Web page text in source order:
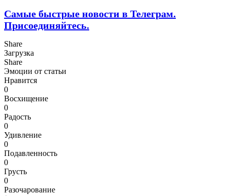
Самые быстрые новости в Телеграм.
Присоединяйтесь.
Share
Загрузка
Share
Эмоции от статьи
Нравится
0
Восхищение
0
Радость
0
Удивление
0
Подавленность
0
Грусть
0
Разочарование